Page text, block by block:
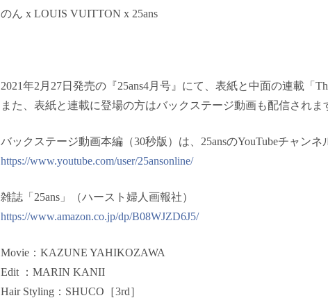
のん x LOUIS VUITTON x 25ans
2021年2月27日発売の『25ans4月号』にて、表紙と中面の連載「
また、表紙と連載に登場の方はバックステージ動画も配信されま
バックステージ動画本編（30秒版）は、25ansのYouTubeチャンネ
https://www.youtube.com/user/25ansonline/
雑誌「25ans」（ハースト婦人画報社）
https://www.amazon.co.jp/dp/B08WJZD6J5/
Movie：KAZUNE YAHIKOZAWA
Edit ：MARIN KANII
Hair Styling：SHUCO［3rd］